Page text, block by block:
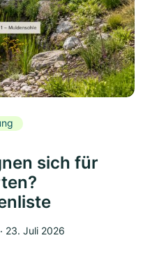
sich für
‧ 23. Juli 2026